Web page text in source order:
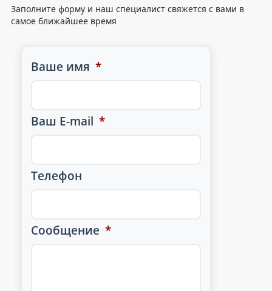
Заполните форму и наш специалист свяжется с вами в
самое ближайшее время
Ваше имя *
Ваш E-mail *
Телефон
Сообщение *